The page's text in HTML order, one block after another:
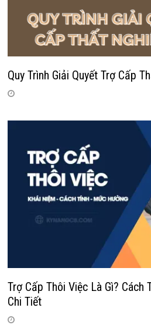
Quy Trình Giải Quyết Trợ Cấp
Trợ Cấp Thôi Việc Là Gì? Cách
Chi Tiết